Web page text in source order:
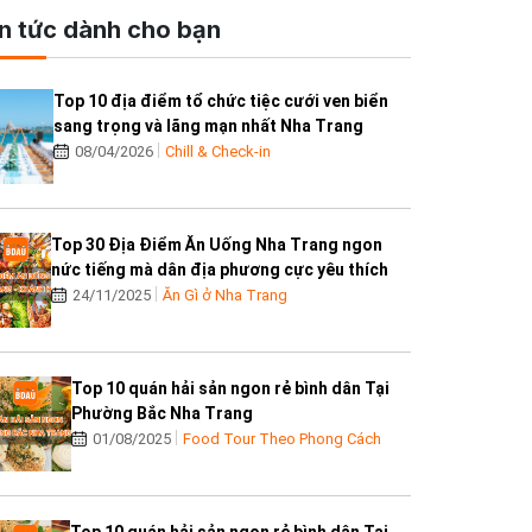
tức dành cho bạn
Top 10 địa điểm tổ chức tiệc cưới ven biển
sang trọng và lãng mạn nhất Nha Trang
08/04/2026 Chill & Check-in
Top 30 Địa Điểm Ăn Uống Nha Trang ngon
nức tiếng mà dân địa phương cực yêu thích
24/11/2025 Ăn Gì ở Nha Trang
Top 10 quán hải sản ngon rẻ bình dân Tại
Phường Bắc Nha Trang
01/08/2025 Food Tour Theo Phong Cách